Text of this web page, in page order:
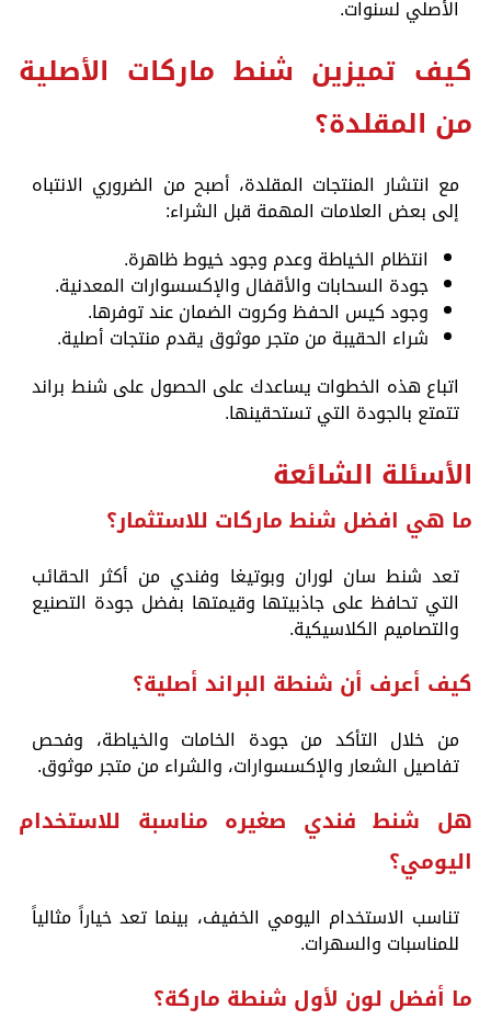
الأصلي لسنوات.
كيف تميزين شنط ماركات الأصلية
من المقلدة؟
مع انتشار المنتجات المقلدة، أصبح من الضروري الانتباه
إلى بعض العلامات المهمة قبل الشراء:
انتظام الخياطة وعدم وجود خيوط ظاهرة.
جودة السحابات والأقفال والإكسسوارات المعدنية.
وجود كيس الحفظ وكروت الضمان عند توفرها.
شراء الحقيبة من متجر موثوق يقدم منتجات أصلية.
اتباع هذه الخطوات يساعدك على الحصول على شنط براند
تتمتع بالجودة التي تستحقينها.
الأسئلة الشائعة
ما هي افضل شنط ماركات للاستثمار؟
تعد شنط سان لوران وبوتيغا وفندي من أكثر الحقائب
التي تحافظ على جاذبيتها وقيمتها بفضل جودة التصنيع
والتصاميم الكلاسيكية.
كيف أعرف أن شنطة البراند أصلية؟
من خلال التأكد من جودة الخامات والخياطة، وفحص
تفاصيل الشعار والإكسسوارات، والشراء من متجر موثوق.
هل شنط فندي صغيره مناسبة للاستخدام
اليومي؟
تناسب الاستخدام اليومي الخفيف، بينما تعد خياراً مثالياً
للمناسبات والسهرات.
ما أفضل لون لأول شنطة ماركة؟